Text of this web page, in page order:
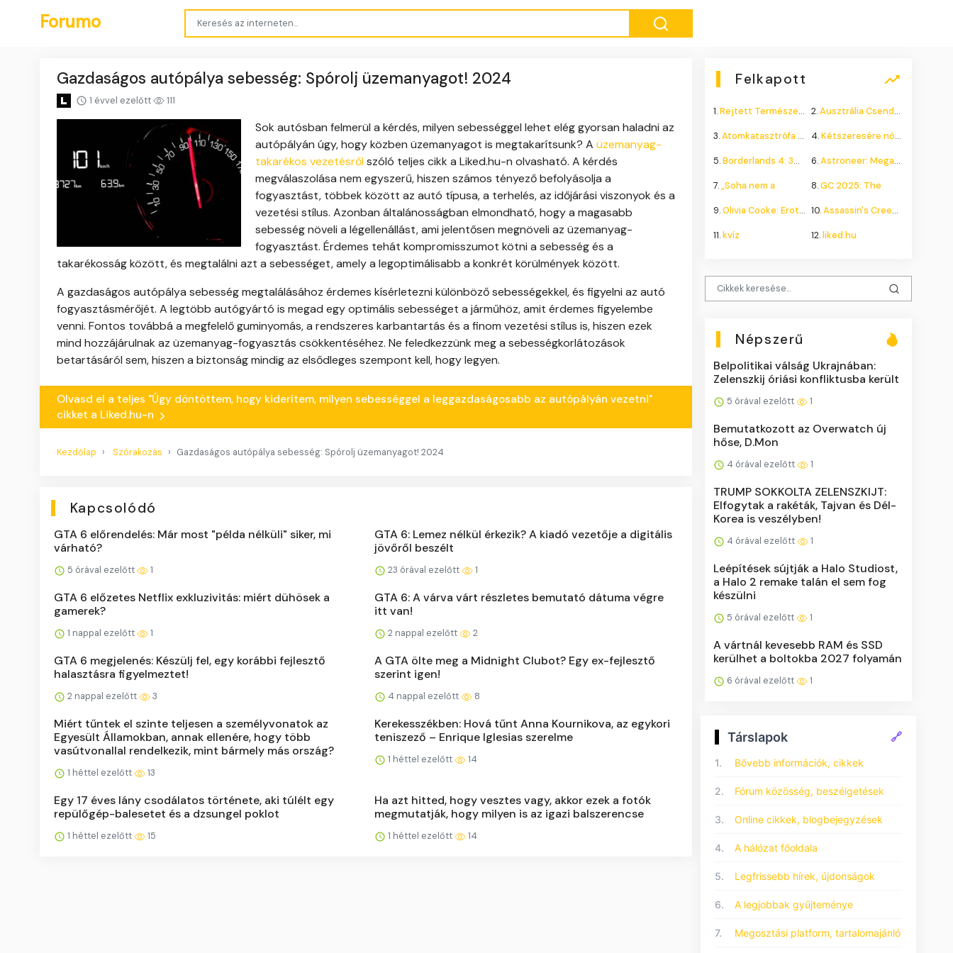
Forumo
Gazdaságos autópálya sebesség: Spórolj üzemanyagot! 2024
1 évvel ezelőtt 111
Sok autósban felmerül a kérdés, milyen sebességgel lehet elég gyorsan haladni az
autópályán úgy, hogy közben üzemanyagot is megtakarítsunk? A üzemanyag-
takarékos vezetésrőlszóló teljes cikk a Liked.hu-n olvasható. A kérdés
megválaszolása nem egyszerű, hiszen számos tényező befolyásolja a
fogyasztást, többek között az autó típusa, a terhelés, az időjárási viszonyok és a
vezetési stílus. Azonban általánosságban elmondható, hogy a magasabb
sebesség növeli a légellenállást, ami jelentősen megnöveli az üzemanyag-
fogyasztást. Érdemes tehát kompromisszumot kötni a sebesség és a
takarékosság között, és megtalálni azt a sebességet, amely a legoptimálisabb a konkrét körülmények között.
A gazdaságos autópálya sebesség megtalálásához érdemes kísérletezni különböző sebességekkel, és figyelni az autó
fogyasztásmérőjét. A legtöbb autógyártó is megad egy optimális sebességet a járműhöz, amit érdemes figyelembe
venni. Fontos továbbá a megfelelő guminyomás, a rendszeres karbantartás és a finom vezetési stílus is, hiszen ezek
mind hozzájárulnak az üzemanyag-fogyasztás csökkentéséhez. Ne feledkezzünk meg a sebességkorlátozások
betartásáról sem, hiszen a biztonság mindig az elsődleges szempont kell, hogy legyen.
Olvasd el a teljes "Úgy döntöttem, hogy kiderítem, milyen sebességgel a leggazdaságosabb az autópályán vezetni"
cikket a Liked.hu-n
Kezdőlap Szórakozás Gazdaságos autópálya sebesség: Spórolj üzemanyagot! 2024
Kapcsolódó
GTA 6 előrendelés: Már most "példa nélküli" siker, mi
várható?
5 órával ezelőtt 1
GTA 6: Lemez nélkül érkezik? A kiadó vezetője a digitális
jövőről beszélt
23 órával ezelőtt 1
GTA 6 előzetes Netflix exkluzivitás: miért dühösek a
gamerek?
1 nappal ezelőtt 1
GTA 6: A várva várt részletes bemutató dátuma végre
itt van!
2 nappal ezelőtt 2
GTA 6 megjelenés: Készülj fel, egy korábbi fejlesztő
halasztásra figyelmeztet!
2 nappal ezelőtt 3
A GTA ölte meg a Midnight Clubot? Egy ex-fejlesztő
szerint igen!
4 nappal ezelőtt 8
Miért tűntek el szinte teljesen a személyvonatok az
Egyesült Államokban, annak ellenére, hogy több
vasútvonallal rendelkezik, mint bármely más ország?
1 héttel ezelőtt 13
Kerekesszékben: Hová tűnt Anna Kournikova, az egykori
teniszező – Enrique Iglesias szerelme
1 héttel ezelőtt 14
Egy 17 éves lány csodálatos története, aki túlélt egy
repülőgép-balesetet és a dzsungel poklot
1 héttel ezelőtt 15
Ha azt hitted, hogy vesztes vagy, akkor ezek a fotók
megmutatják, hogy milyen is az igazi balszerencse
1 héttel ezelőtt 14
Felkapott
1.Rejtett Természeti Csoda 2.Ausztrália Csendes Összeomlása
3.Atomkatasztrófa 1985: A 4.Kétszeresére nőhet a
5.Borderlands 4: 300.000+ 6.Astroneer: Megatech DLC
7.„Soha nem a 8.GC 2025: The
9.Olivia Cooke: Erotikus 10.Assassin's Creed Shadows
11.kvíz 12.liked.hu
Népszerű
Belpolitikai válság Ukrajnában:
Zelenszkij óriási konfliktusba került
5 órával ezelőtt 1
Bemutatkozott az Overwatch új
hőse, D.Mon
4 órával ezelőtt 1
TRUMP SOKKOLTA ZELENSZKIJT:
Elfogytak a rakéták, Tajvan és Dél-
Korea is veszélyben!
4 órával ezelőtt 1
Leépítések sújtják a Halo Studiost,
a Halo 2 remake talán el sem fog
készülni
5 órával ezelőtt 1
A vártnál kevesebb RAM és SSD
kerülhet a boltokba 2027 folyamán
6 órával ezelőtt 1
Társlapok 🔗
1. Bővebb információk, cikkek
2. Fórum közösség, beszélgetések
3. Online cikkek, blogbejegyzések
4. A hálózat főoldala
5. Legfrissebb hírek, újdonságok
6. A legjobbak gyűjteménye
7. Megosztási platform, tartalomajánló